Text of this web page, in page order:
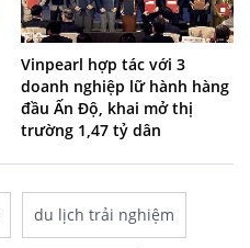
Vinpearl hợp tác với 3
doanh nghiệp lữ hành hàng
đầu Ấn Độ, khai mở thị
trường 1,47 tỷ dân
du lịch trải nghiệm